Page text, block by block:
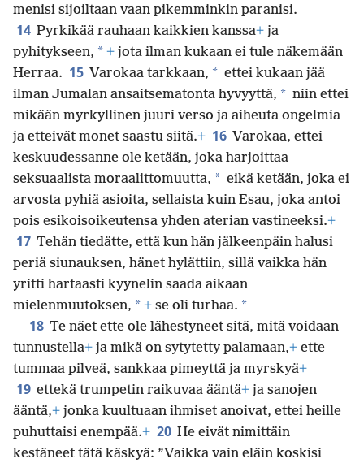
menisi sijoiltaan vaan pikemminkin paranisi.
14 Pyrkikää rauhaan kaikkien kanssa+ ja
pyhitykseen, * + jota ilman kukaan ei tule näkemään
Herraa. 15 Varokaa tarkkaan, * ettei kukaan jää
ilman Jumalan ansaitsematonta hyvyyttä, * niin ettei
mikään myrkyllinen juuri verso ja aiheuta ongelmia
ja etteivät monet saastu siitä.+ 16 Varokaa, ettei
keskuudessanne ole ketään, joka harjoittaa
seksuaalista moraalittomuutta, * eikä ketään, joka ei
arvosta pyhiä asioita, sellaista kuin Esau, joka antoi
pois esikoisoikeutensa yhden aterian vastineeksi.+
17 Tehän tiedätte, että kun hän jälkeenpäin halusi
periä siunauksen, hänet hylättiin, sillä vaikka hän
yritti hartaasti kyynelin saada aikaan
mielenmuutoksen, * + se oli turhaa. *
18 Te näet ette ole lähestyneet sitä, mitä voidaan
tunnustella+ ja mikä on sytytetty palamaan,+ ette
tummaa pilveä, sankkaa pimeyttä ja myrskyä+
19 ettekä trumpetin raikuvaa ääntä+ ja sanojen
ääntä,+ jonka kuultuaan ihmiset anoivat, ettei heille
puhuttaisi enempää.+ 20 He eivät nimittäin
kestäneet tätä käskyä: ”Vaikka vain eläin koskisi